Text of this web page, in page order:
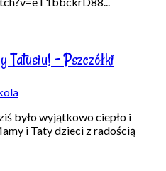
Tatusiu! – Pszczółki
było wyjątkowo ciepło i
i Taty dzieci z radością